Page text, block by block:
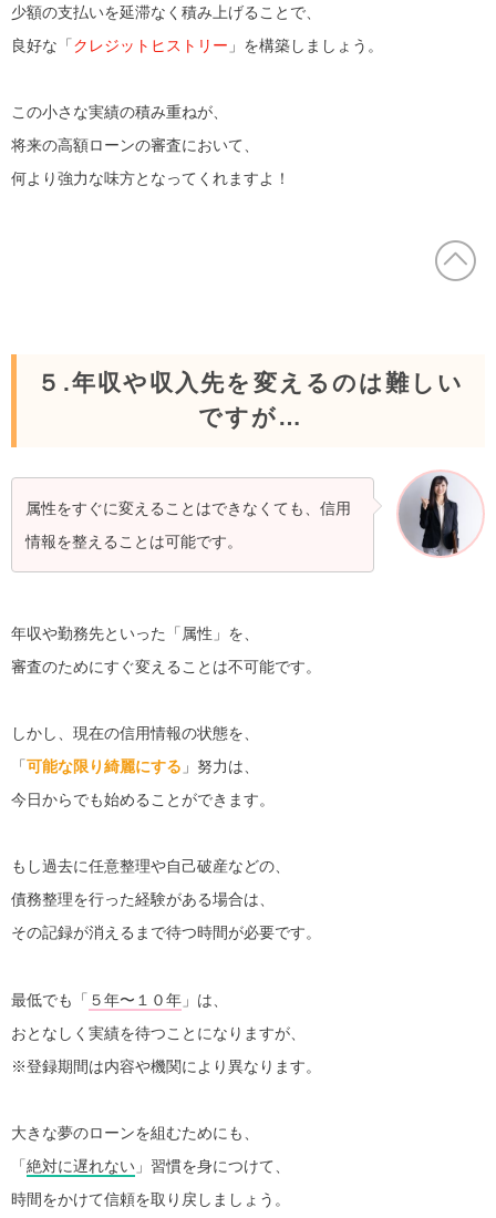
少額の支払いを延滞なく積み上げることで、
良好な「クレジットヒストリー 」を構築しましょう。
この小さな実績の積み重ねが、
将来の高額ローンの審査において、
何より強力な味方となってくれますよ！
５.年収や収入先を変えるのは難しい
ですが…
属性をすぐに変えることはできなくても、信用
情報を整えることは可能です。
年収や勤務先といった「属性」を、
審査のためにすぐ変えることは不可能です。
しかし、現在の信用情報の状態を、
「可能な限り綺麗にする 」努力は、
今日からでも始めることができます。
もし過去に任意整理や自己破産などの、
債務整理を行った経験がある場合は、
その記録が消えるまで待つ時間が必要です。
最低でも「 ５年〜１０年 」は、
おとなしく実績を待つことになりますが、
※登録期間は内容や機関により異なります。
大きな夢のローンを組むためにも、
「絶対に遅れない 」習慣を身につけて、
時間をかけて信頼を取り戻しましょう。